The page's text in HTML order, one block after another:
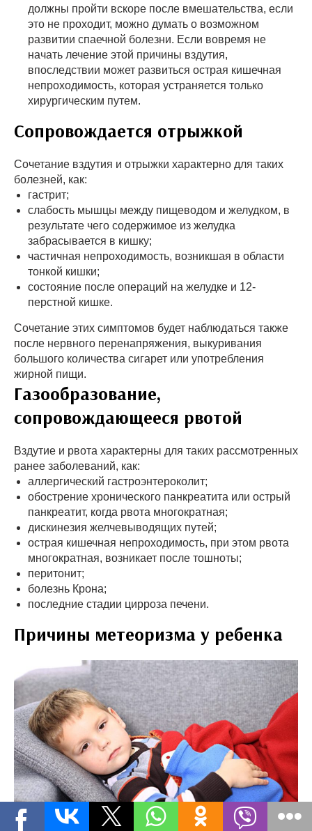
должны пройти вскоре после вмешательства, если
это не проходит, можно думать о возможном
развитии спаечной болезни. Если вовремя не
начать лечение этой причины вздутия,
впоследствии может развиться острая кишечная
непроходимость, которая устраняется только
хирургическим путем.
Сопровождается отрыжкой
Сочетание вздутия и отрыжки характерно для таких
болезней, как:
гастрит;
слабость мышцы между пищеводом и желудком, в
результате чего содержимое из желудка
забрасывается в кишку;
частичная непроходимость, возникшая в области
тонкой кишки;
состояние после операций на желудке и 12-
перстной кишке.
Сочетание этих симптомов будет наблюдаться также
после нервного перенапряжения, выкуривания
большого количества сигарет или употребления
жирной пищи.
Газообразование,
сопровождающееся рвотой
Вздутие и рвота характерны для таких рассмотренных
ранее заболеваний, как:
аллергический гастроэнтероколит;
обострение хронического панкреатита или острый
панкреатит, когда рвота многократная;
дискинезия желчевыводящих путей;
острая кишечная непроходимость, при этом рвота
многократная, возникает после тошноты;
перитонит;
болезнь Крона;
последние стадии цирроза печени.
Причины метеоризма у ребенка